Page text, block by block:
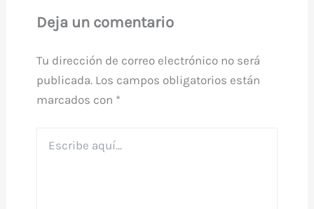
Deja un comentario
Tu dirección de correo electrónico no será
publicada. Los campos obligatorios están
marcados con *
aquí...